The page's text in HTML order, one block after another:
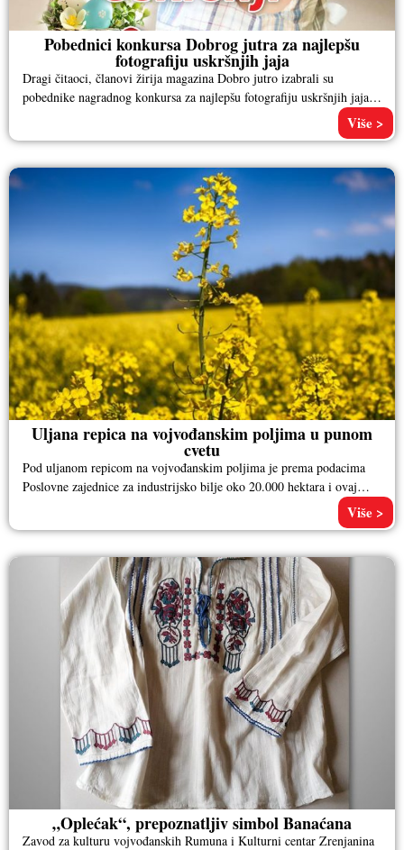
Pobednici konkursa Dobrog jutra za najlepšu
fotografiju uskršnjih jaja
Dragi čitaoci, članovi žirija magazina Dobro jutro izabrali su
pobednike nagradnog konkursa za najlepšu fotografiju uskršnjih jaja.
Više >
Uljana repica na vojvođanskim poljima u punom
cvetu
Pod uljanom repicom na vojvođanskim poljima je prema podacima
Poslovne zajednice za industrijsko bilje oko 20.000 hektara i ovaj
Više >
„Oplećak“, prepoznatljiv simbol Banaćana
Zavod za kulturu vojvođanskih Rumuna i Kulturni centar Zrenjanina